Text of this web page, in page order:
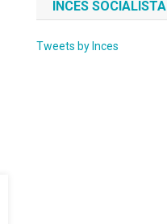
INCES SOCIALISTA
Tweets by Inces